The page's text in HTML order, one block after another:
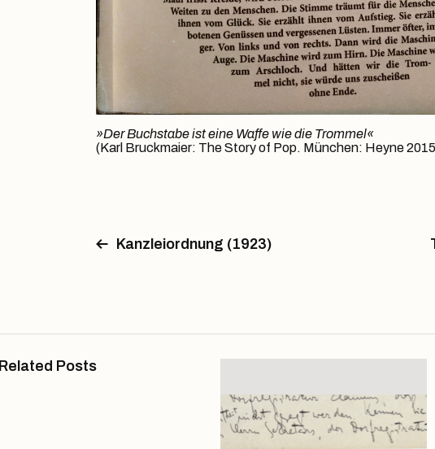
»Der Buchstabe ist eine Waffe wie die Trommel«
(Karl Bruckmaier: The Story of Pop. München: Heyne
Kanzleiordnung (1923)
Related Posts